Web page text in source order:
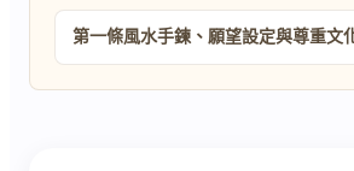
第一條風水手鍊、願望設定與尊重文